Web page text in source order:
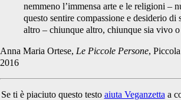
nemmeno l’immensa arte e le religioni –
questo sentire compassione e desiderio di
altro – chiunque altro, chiunque sia vivo o
Anna Maria Ortese, Le Piccole Persone,
2016
Se ti è piaciuto questo testo aiuta Veganzetta a